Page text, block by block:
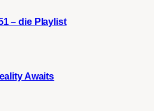
– die Playlist
Awaits